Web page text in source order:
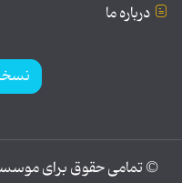
درباره ما
© تمامی حقوق برای